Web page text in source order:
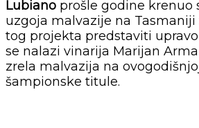
Lubiano prošle godine krenuo
uzgoja malvazije na
tog projekta predstaviti
se nalazi vinarija Marijan
zrela malvazija na
šampionske titule.